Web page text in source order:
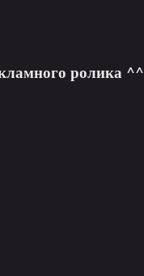
ролика ^^